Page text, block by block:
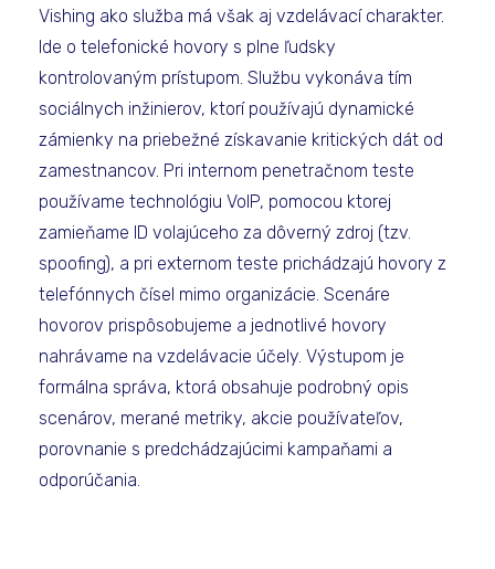
Vishing ako služba má však aj vzdelávací charakter.
Ide o telefonické hovory s plne ľudsky
kontrolovaným prístupom. Službu vykonáva tím
sociálnych inžinierov, ktorí používajú dynamické
zámienky na priebežné získavanie kritických dát od
zamestnancov. Pri internom penetračnom teste
používame technológiu VoIP, pomocou ktorej
zamieňame ID volajúceho za dôverný zdroj (tzv.
spoofing), a pri externom teste prichádzajú hovory z
telefónnych čísel mimo organizácie. Scenáre
hovorov prispôsobujeme a jednotlivé hovory
nahrávame na vzdelávacie účely. Výstupom je
formálna správa, ktorá obsahuje podrobný opis
scenárov, merané metriky, akcie používateľov,
porovnanie s predchádzajúcimi kampaňami a
odporúčania.